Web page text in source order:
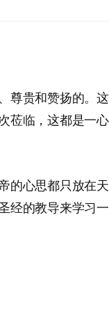
尊贵和赞扬的。
莅临，这都是一
的心思都只放在
经的教导来学习